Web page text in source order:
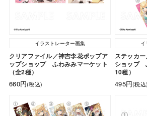
イラストレーター画集
クリアファイル／神吉李花ポップア
ップショップ ふわみみマーケット
（全2種）
660円(税込)
イ
ステッカ
ショップ
10種）
495円(税込)